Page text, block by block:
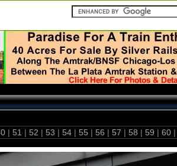
| 51 | 52 | 53 | 54 | 55 | 56 | 57 | 58 | 59 | 60 |